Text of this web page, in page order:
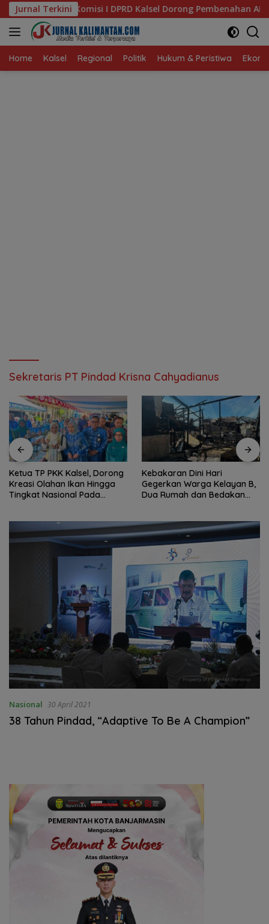
Langsung
ke
konten
Jurnal Terkini
Kalsel Dorong Pembenahan AMKS Hasanuddin
Home Kalsel Regional Politik Hukum & Peristiwa
Sekretaris PT Pindad Krisna Cahyadianus
Ketua TP PKK Kalsel, Dorong
Kreasi Olahan Ikan Hingga
Tingkat Nasional Pada
Kebakaran Dini Hari
Gegerkan Warga Kelayan B,
Dua Rumah dan Bedakan
Nasional 30 April 2021
38 Tahun Pindad, “Adaptive To Be A Champion”